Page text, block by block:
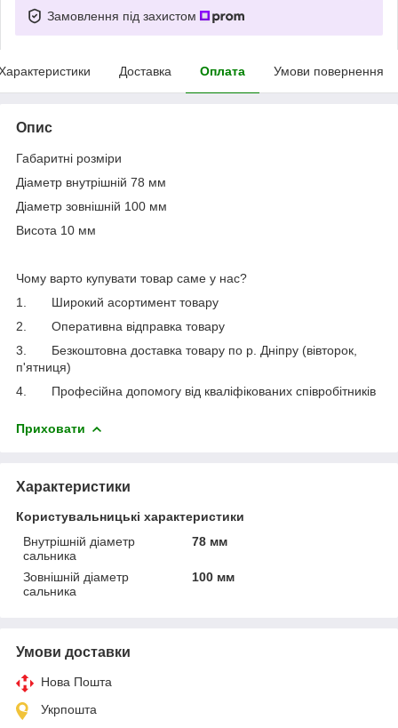
Замовлення під захистом
Доставка Оплата Умови повернення
Опис
Габаритні розміри
Діаметр внутрішній 78 мм
Діаметр зовнішній 100 мм
Висота 10 мм
Чому варто купувати товар саме у нас?
1.
Широкий асортимент товару
2.
Оперативна відправка товару
3.
Безкоштовна доставка товару по р. Дніпру (вівторок,
п'ятниця)
4.
Професійна допомогу від кваліфікованих співробітників
Приховати
Характеристики
Користувальницькі характеристики
Внутрішній діаметр
сальника
78 мм
Зовнішній діаметр
сальника
100 мм
Умови доставки
Нова Пошта
Укрпошта